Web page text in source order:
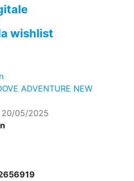
wishlist
ADVENTURE NEW
20/05/2025